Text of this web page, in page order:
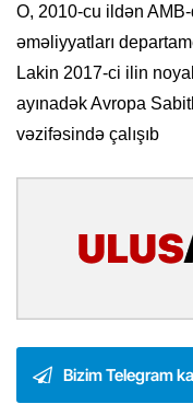
O, 2010-cu ildən
əməliyyatları
Lakin 2017-ci ilin
ayınadək Avropa
vəzifəsində çalışıb
Bizim Telegram